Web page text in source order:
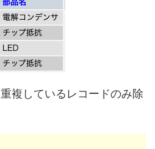
重複しているレコードのみ除